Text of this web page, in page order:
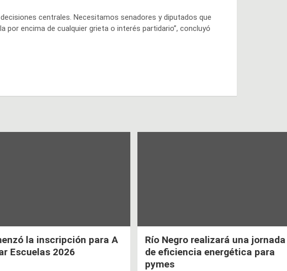
centrales. Necesitamos senadores y diputados que
encima de cualquier grieta o interés partidario”, concluyó
la inscripción para A
Escuelas 2026
Río Negro realizará una jornada
de eficiencia energética para
pymes